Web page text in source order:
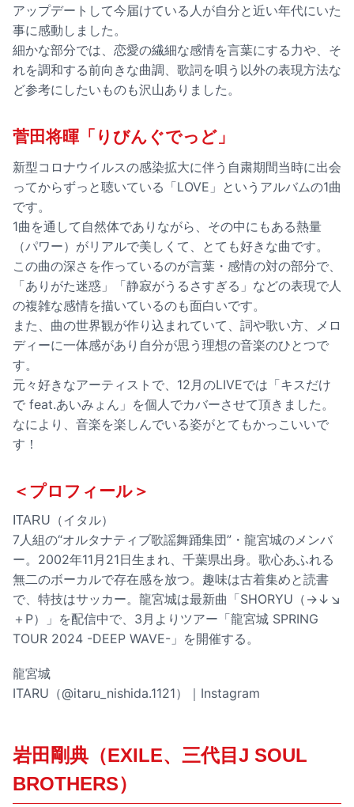
アップデートして今届けている人が自分と近い年代にいた
事に感動しました。
細かな部分では、恋愛の繊細な感情を言葉にする力や、そ
れを調和する前向きな曲調、歌詞を唄う以外の表現方法な
ど参考にしたいものも沢山ありました。
菅田将暉「りびんぐでっど」
新型コロナウイルスの感染拡大に伴う自粛期間当時に出会
ってからずっと聴いている「LOVE」というアルバムの1曲
です。
1曲を通して自然体でありながら、その中にもある熱量
（パワー）がリアルで美しくて、とても好きな曲です。
この曲の深さを作っているのが言葉・感情の対の部分で、
「ありがた迷惑」「静寂がうるさすぎる」などの表現で人
の複雑な感情を描いているのも面白いです。
また、曲の世界観が作り込まれていて、詞や歌い方、メロ
ディーに一体感があり自分が思う理想の音楽のひとつで
す。
元々好きなアーティストで、12月のLIVEでは「キスだけ
で feat.あいみょん」を個人でカバーさせて頂きました。
なにより、音楽を楽しんでいる姿がとてもかっこいいで
す！
＜プロフィール＞
ITARU（イタル）
7人組の“オルタナティブ歌謡舞踊集団”・龍宮城のメンバ
ー。2002年11月21日生まれ、千葉県出身。歌心あふれる
無二のボーカルで存在感を放つ。趣味は古着集めと読書
で、特技はサッカー。龍宮城は最新曲「SHORYU（→↓↘
＋P）」を配信中で、3月よりツアー「龍宮城 SPRING
TOUR 2024 -DEEP WAVE-」を開催する。
龍宮城
ITARU（@itaru_nishida.1121）｜Instagram
岩田剛典（EXILE、三代目J SOUL
BROTHERS）